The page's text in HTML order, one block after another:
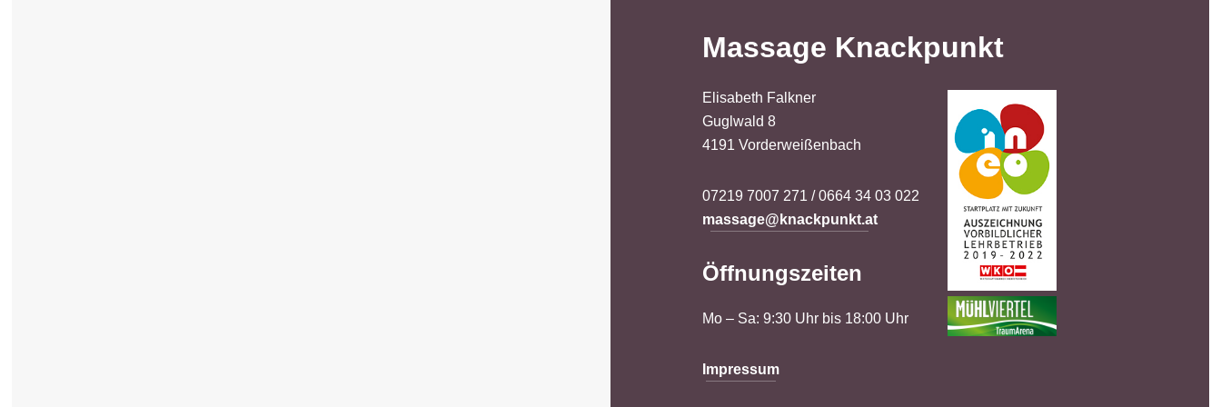
Massage Knackpunkt
Elisabeth Falkner
Guglwald 8
4191 Vorderweißenbach
07219 7007 271 / 0664 34 03 022
massage@knackpunkt.at
Öffnungszeiten
Mo – Sa: 9:30 Uhr bis 18:00 Uhr
Impressum